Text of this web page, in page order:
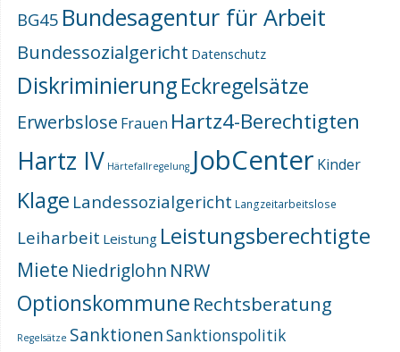
BG45 Bundesagentur für Arbeit
Bundessozialgericht Datenschutz
DiskriminierungEckregelsätze
Erwerbslose Frauen Hartz4-Berechtigten
Hartz IV Härtefallregelung JobCenter Kinder
Klage Landessozialgericht Langzeitarbeitslose
Leiharbeit Leistung Leistungsberechtigte
Miete Niedriglohn NRW
Optionskommune Rechtsberatung
Regelsätze SanktionenSanktionspolitik